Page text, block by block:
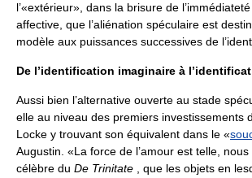
l’«extérieur», dans la brisure de
affective, que l’aliénation spéculaire est
modèle aux puissances successives de
De l’identification imaginaire à
Aussi bien l’alternative ouverte au stade
elle au niveau des premiers investissements
Locke y trouvant son équivalent dans le «
Augustin. «La force de l’amour est telle,
célèbre du De Trinitate , que les objets en